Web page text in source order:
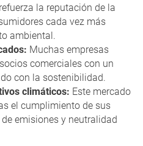
la reputación de la
cada vez más
ambiental.
Muchas empresas
comerciales con un
con la sostenibilidad.
climáticos: Este mercado
el cumplimiento de sus
emisiones y neutralidad